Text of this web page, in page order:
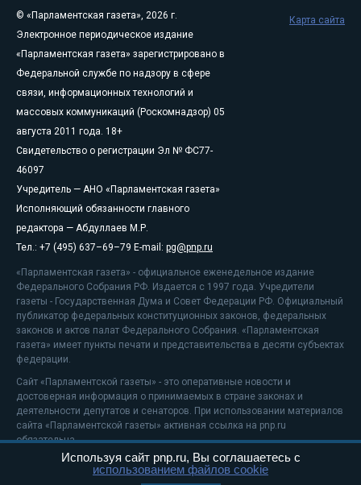
© «Парламентская газета», 2026 г.
Электронное периодическое издание
«Парламентская газета» зарегистрировано в
Федеральной службе по надзору в сфере
связи, информационных технологий и
массовых коммуникаций (Роскомнадзор) 05
августа 2011 года. 18+
Свидетельство о регистрации Эл № ФС77-
46097
Учредитель — АНО «Парламентская газета»
Исполняющий обязанности главного
редактора — Абдуллаев М.Р.
Тел.: +7 (495) 637–69–79 E-mail: pg@pnp.ru
«Парламентская газета» - официальное еженедельное издание
Федерального Собрания РФ. Издается с 1997 года. Учредители
газеты - Государственная Дума и Совет Федерации РФ. Официальный
публикатор федеральных конституционных законов, федеральных
законов и актов палат Федерального Собрания. «Парламентская
газета» имеет пункты печати и представительства в десяти субъектах
федерации.
Сайт «Парламентской газеты» - это оперативные новости и
достоверная информация о принимаемых в стране законах и
деятельности депутатов и сенаторов. При использовании материалов
сайта «Парламентской газеты» активная ссылка на pnp.ru
обязательна.
На информационном ресурсе применяютсярекомендательные
Карта сайта
Используя сайт pnp.ru, Вы соглашаетесь с
использованием файлов cookie